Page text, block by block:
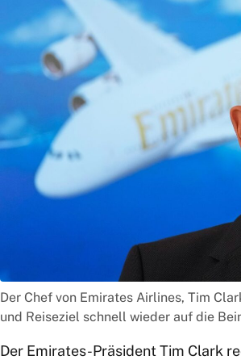
Der Chef von Emirates Airlines, Tim
und Reiseziel schnell wieder auf die
Der Emirates-Präsident Tim Clark